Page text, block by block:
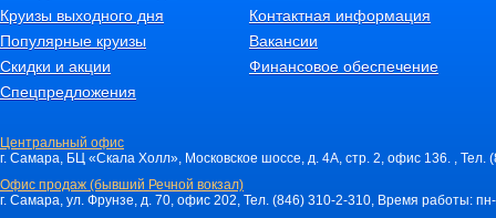
Круизы выходного дня
Популярные круизы
Скидки и акции
Спецпредложения
Контактная информация
Вакансии
Финансовое обеспечение
Центральный офис
г. Самара, БЦ «Скала Холл», Московское шоссе, д. 4А, стр. 2, офис 136. ,
Офис продаж (бывший Речной вокзал)
г. Самара, ул. Фрунзе, д. 70, офис 202, Тел. (846) 310-2-310, Время работы: